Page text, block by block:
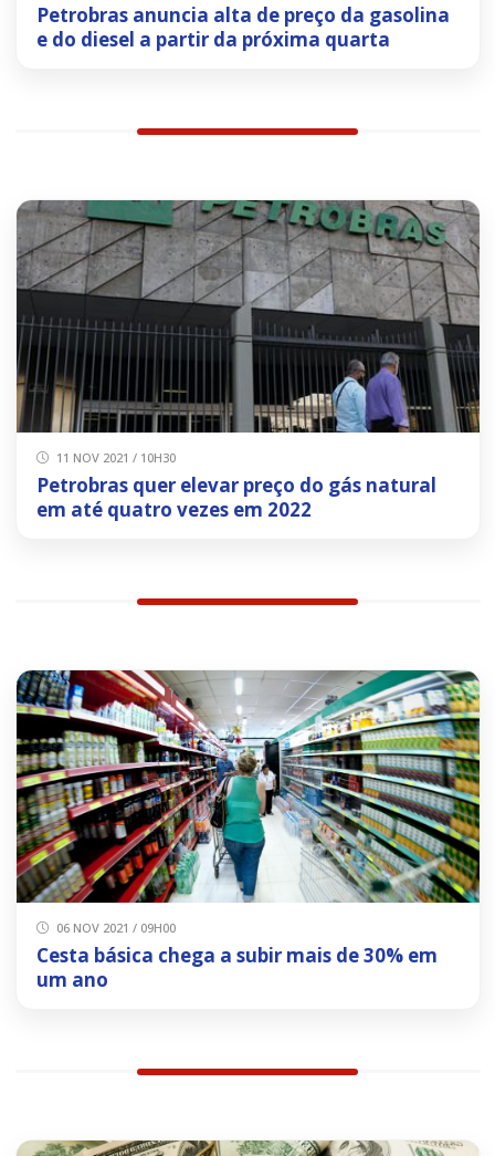
Petrobras anuncia alta de preço da gasolina
e do diesel a partir da próxima quarta
11 NOV 2021 / 10H30
Petrobras quer elevar preço do gás natural
em até quatro vezes em 2022
06 NOV 2021 / 09H00
Cesta básica chega a subir mais de 30% em
um ano